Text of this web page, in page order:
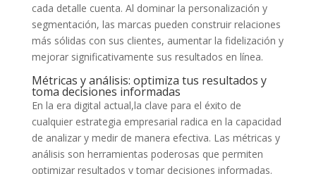
cada⁣ detalle cuenta. Al dominar la ⁣personalización y
segmentación, ⁣las‌ marcas pueden construir relaciones
más ‍sólidas con ⁤sus clientes, aumentar‍ la fidelización y
mejorar significativamente ‌sus resultados ​en línea.
Métricas y análisis: optimiza tus resultados​ y
toma decisiones informadas
En la‍ era digital actual,la ⁢clave para el ‍éxito de⁣
cualquier ⁤estrategia empresarial radica⁤ en ⁣la capacidad‍
de analizar y medir de manera​ efectiva. Las⁢ métricas ⁣y
análisis⁢ son ⁢herramientas⁤ poderosas que permiten
optimizar resultados y tomar‌ decisiones informadas.